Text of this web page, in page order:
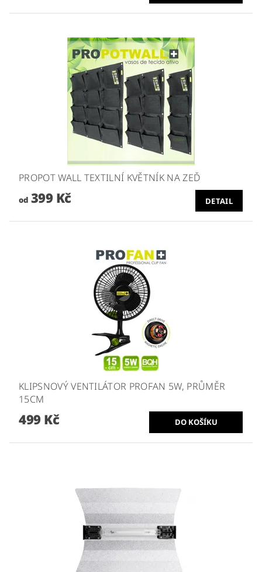
PROPOT WALL TEXTILNÍ KVĚTNÍK NA ZEĎ
od399 Kč DETAIL
KLIPSNOVÝ VENTILÁTOR PROFAN 5W, PRŮMĚR
15CM
499 Kč